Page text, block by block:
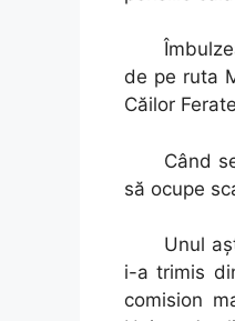
de pe ruta
Căilor
Când
să ocupe
Unul
i-a trimis
comision